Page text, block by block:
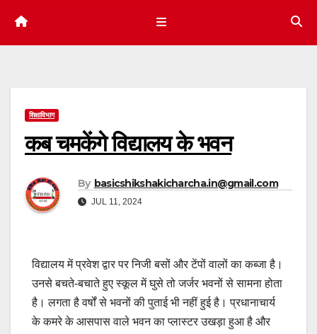
शिक्षाविभाग
कब चमकेंगे विद्यालय के भवन
By basicshikshakicharcha.in@gmail.com
JUL 11, 2024
विद्यालय में प्रवेश द्वार पर निजी बसों और टेंपों वालों का कब्जा है।
उनसे बचते-बचाते हुए स्कूल में घुसे तो जर्जर भवनों से सामना होता
है। लगता है वर्षों से भवनों की पुताई भी नहीं हुई है। प्रधानाचार्य
के कमरे के आसपास वाले भवन का प्लास्टर उखड़ा हुआ है और